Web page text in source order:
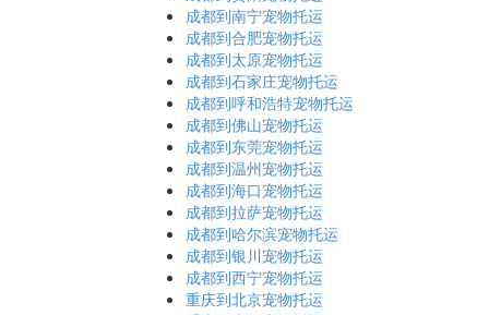
成都到南宁宠物托运
成都到合肥宠物托运
成都到太原宠物托运
成都到石家庄宠物托运
成都到呼和浩特宠物托运
成都到佛山宠物托运
成都到东莞宠物托运
成都到温州宠物托运
成都到海口宠物托运
成都到拉萨宠物托运
成都到哈尔滨宠物托运
成都到银川宠物托运
成都到西宁宠物托运
重庆到北京宠物托运